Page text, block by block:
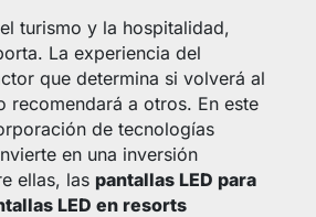
turismo y la hospitalidad,
La experiencia del
que determina si volverá al
recomendará a otros. En este
de tecnologías
en una inversión
ellas, las pantallas LED para
LED en resorts